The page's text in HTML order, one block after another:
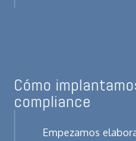
Cómo
compliance
Empezamos